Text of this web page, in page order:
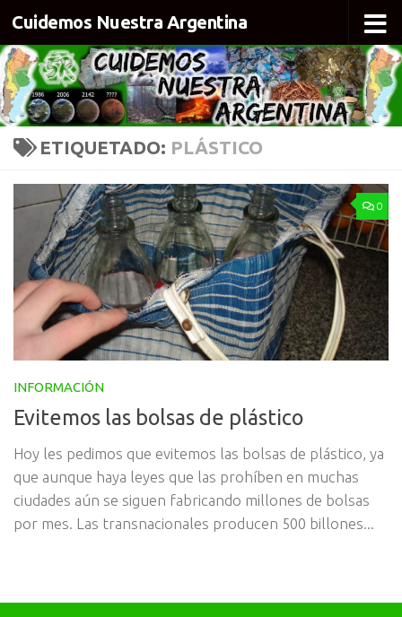
Skip to content
Cuidemos Nuestra Argentina
ETIQUETADO: PLÁSTICO
0
INFORMACIÓN
Evitemos las bolsas de plástico
Hoy les pedimos que evitemos las bolsas de plástico, ya
que aunque haya leyes que las prohíben en muchas
ciudades aún se siguen fabricando millones de bolsas
por mes. Las transnacionales producen 500 billones...